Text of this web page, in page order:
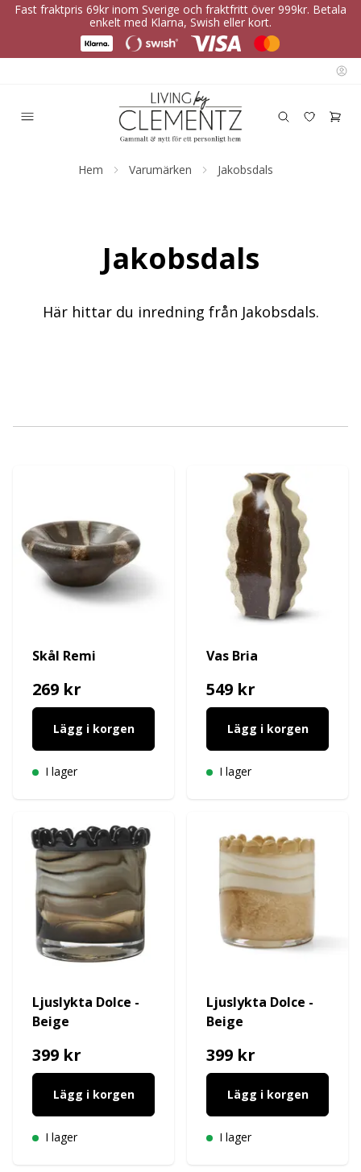
Fast fraktpris 69kr inom Sverige och fraktfritt över 999kr. Betala
enkelt med Klarna, Swish eller kort.
Hem Varumärken Jakobsdals
Jakobsdals
Här hittar du inredning från Jakobsdals.
Skål Remi
269 kr
Lägg i korgen
I lager
Vas Bria
549 kr
Lägg i korgen
I lager
Ljuslykta Dolce -
Beige
399 kr
Lägg i korgen
I lager
Ljuslykta Dolce -
Beige
399 kr
Lägg i korgen
I lager